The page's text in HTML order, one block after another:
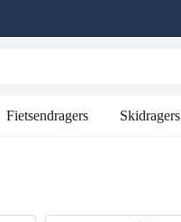
Fietsendragers Skidragers